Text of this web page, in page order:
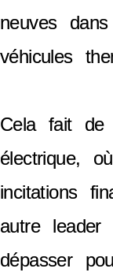
neuves
véhicules
Cela fait de
électrique,
incitations
autre
dépasser